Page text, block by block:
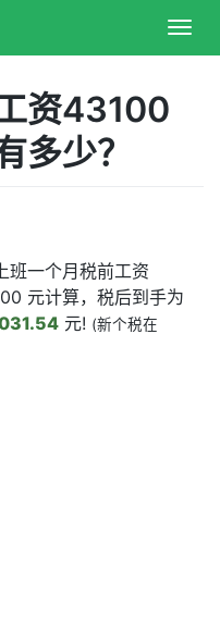
资43100
多少？
班一个月税前工资
元计算，税后到手为
元! (新个税在